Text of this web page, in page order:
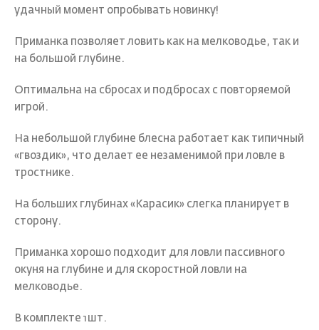
удачный момент опробывать новинку!
Приманка позволяет ловить как на мелководье, так и
на большой глубине.
Оптимальна на сбросах и подбросах с повторяемой
игрой.
На небольшой глубине блесна работает как типичный
«гвоздик», что делает ее незаменимой при ловле в
тростнике.
На больших глубинах «Карасик» слегка планирует в
сторону.
Приманка хорошо подходит для ловли пассивного
окуня на глубине и для скоростной ловли на
мелководье.
В комплекте 1шт.